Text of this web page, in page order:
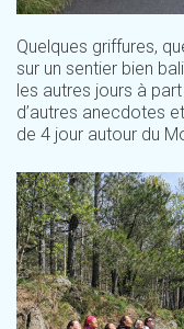
Quelques griffures,
sur un sentier bien
les autres jours à
d’autres anecdotes
de 4 jour autour du